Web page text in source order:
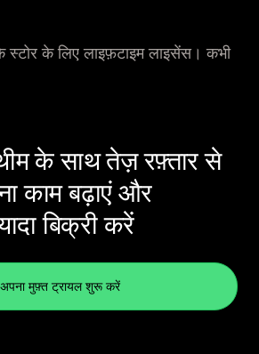
के लिए लाइफ़टाइम लाइसेंस। कभी
के साथ तेज़ रफ़्तार से
काम बढ़ाएं और
बिक्री करें
अपना मुफ़्त ट्रायल शुरू करें